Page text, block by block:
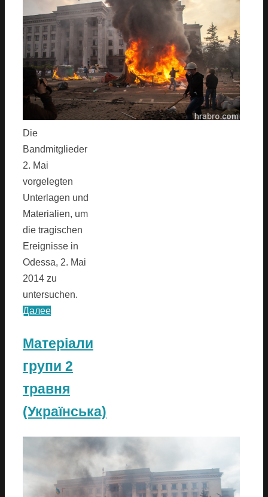
Die
Bandmitglieder
2. Mai
vorgelegten
Unterlagen und
Materialien, um
die tragischen
Ereignisse in
Odessa, 2. Mai
2014 zu
untersuchen.
Далее
Матеріали
групи 2
травня
(Українська)